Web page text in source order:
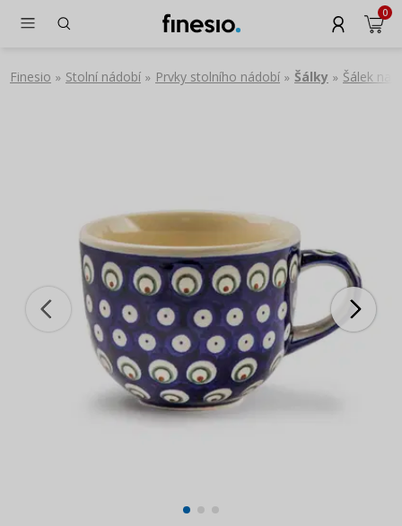
0
Finesio » Stolní nádobí » Prvky stolního nádobí » Šálky » Šálek na